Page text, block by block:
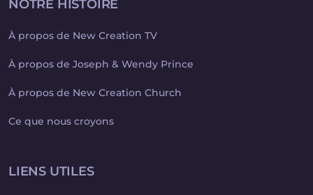
NOTRE HISTOIRE
À propos de New Creation TV
À propos de Joseph & Wendy Prince
À propos de New Creation Church
Ce que nous croyons
LIENS UTILES